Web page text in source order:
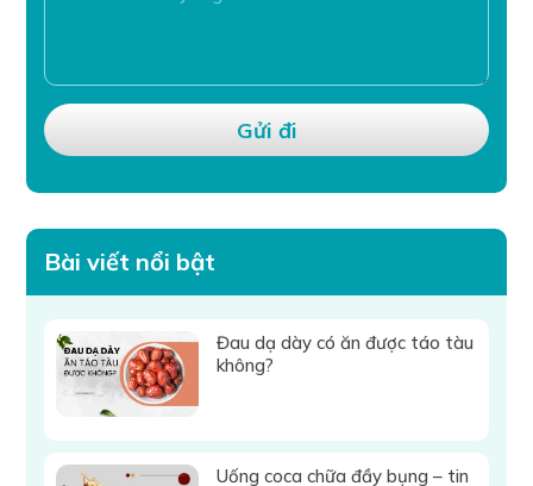
Bài viết nổi bật
Đau dạ dày có ăn được táo tàu
không?
Uống coca chữa đầy bụng – tin